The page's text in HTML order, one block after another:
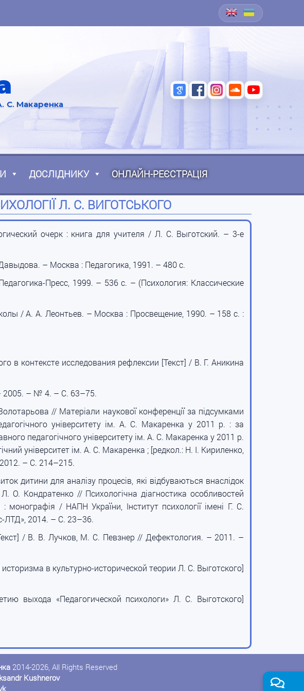
С. Макаренка
ДОСЛІДНИКУ ОНЛАЙН-РЕЄСТРАЦІЯ
Л. С. ВИГОТСЬКОГО
очерк : книга для учителя / Л. С. Выготский. – 3-е
– Москва : Педагогика, 1991. – 480 с.
Пресс, 1999. – 536 с. – (Психология: Классические
/ А. А. Леонтьев. – Москва : Просвещение, 1990. – 158 с. :
в контексте исследования рефлексии [Текст] / В. Г. Аникина
2005. – № 4. – С. 63–75.
// Матеріали наукової конференції за підсумками
університету ім. А. С. Макаренка у 2011 р. : за
педагогічного університету ім. А. С. Макаренка у 2011 р.
університет ім. А. С. Макаренка ; [редкол.: Н. І. Кириленко,
– С. 214–215.
дитини для аналізу процесів, які відбуваються внаслідок
О. Кондратенко // Психологічна діагностика особливостей
/ НАПН України, Інститут психології імені Г. С.
ЛТД», 2014. – С. 23–36.
/ В. В. Лучков, М. С. Певзнер // Дефектология. – 2011. –
в культурно-исторической теории Л. С. Выготского]
выхода «Педагогической психологи» Л. С. Выготского]
2014-2026, All Rights Reserved
Kushnerov